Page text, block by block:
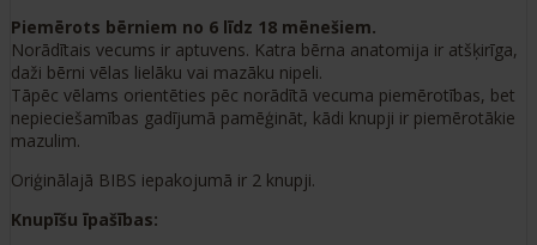
Piemērots bērniem no 6 līdz 18 mēnešiem.
Norādītais vecums ir aptuvens. Katra bērna anatomija ir atšķirīga,
daži bērni vēlas lielāku vai mazāku nipeli.
Tāpēc vēlams orientēties pēc norādītā vecuma piemērotības, bet
nepieciešamības gadījumā pamēģināt, kādi knupji ir piemērotākie
mazulim.
Oriģinālajā BIBS iepakojumā ir 2 knupji.
Knupīšu īpašības: